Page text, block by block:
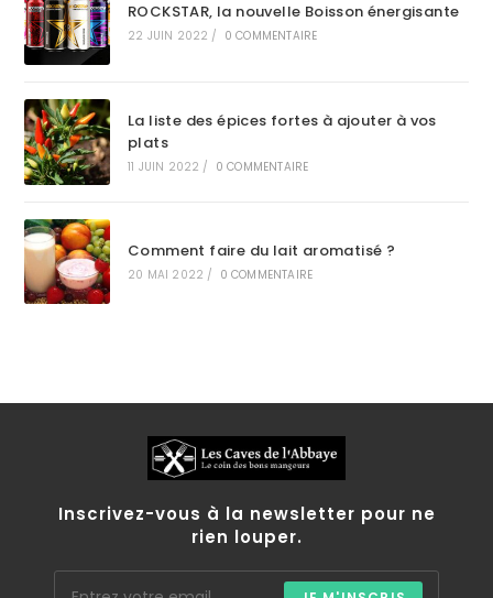
ROCKSTAR, la nouvelle Boisson énergisante
22 JUIN 2022 / 0 COMMENTAIRE
La liste des épices fortes à ajouter à vos
plats
11 JUIN 2022 / 0 COMMENTAIRE
Comment faire du lait aromatisé ?
20 MAI 2022 / 0 COMMENTAIRE
Inscrivez-vous à la newsletter pour ne
rien louper.